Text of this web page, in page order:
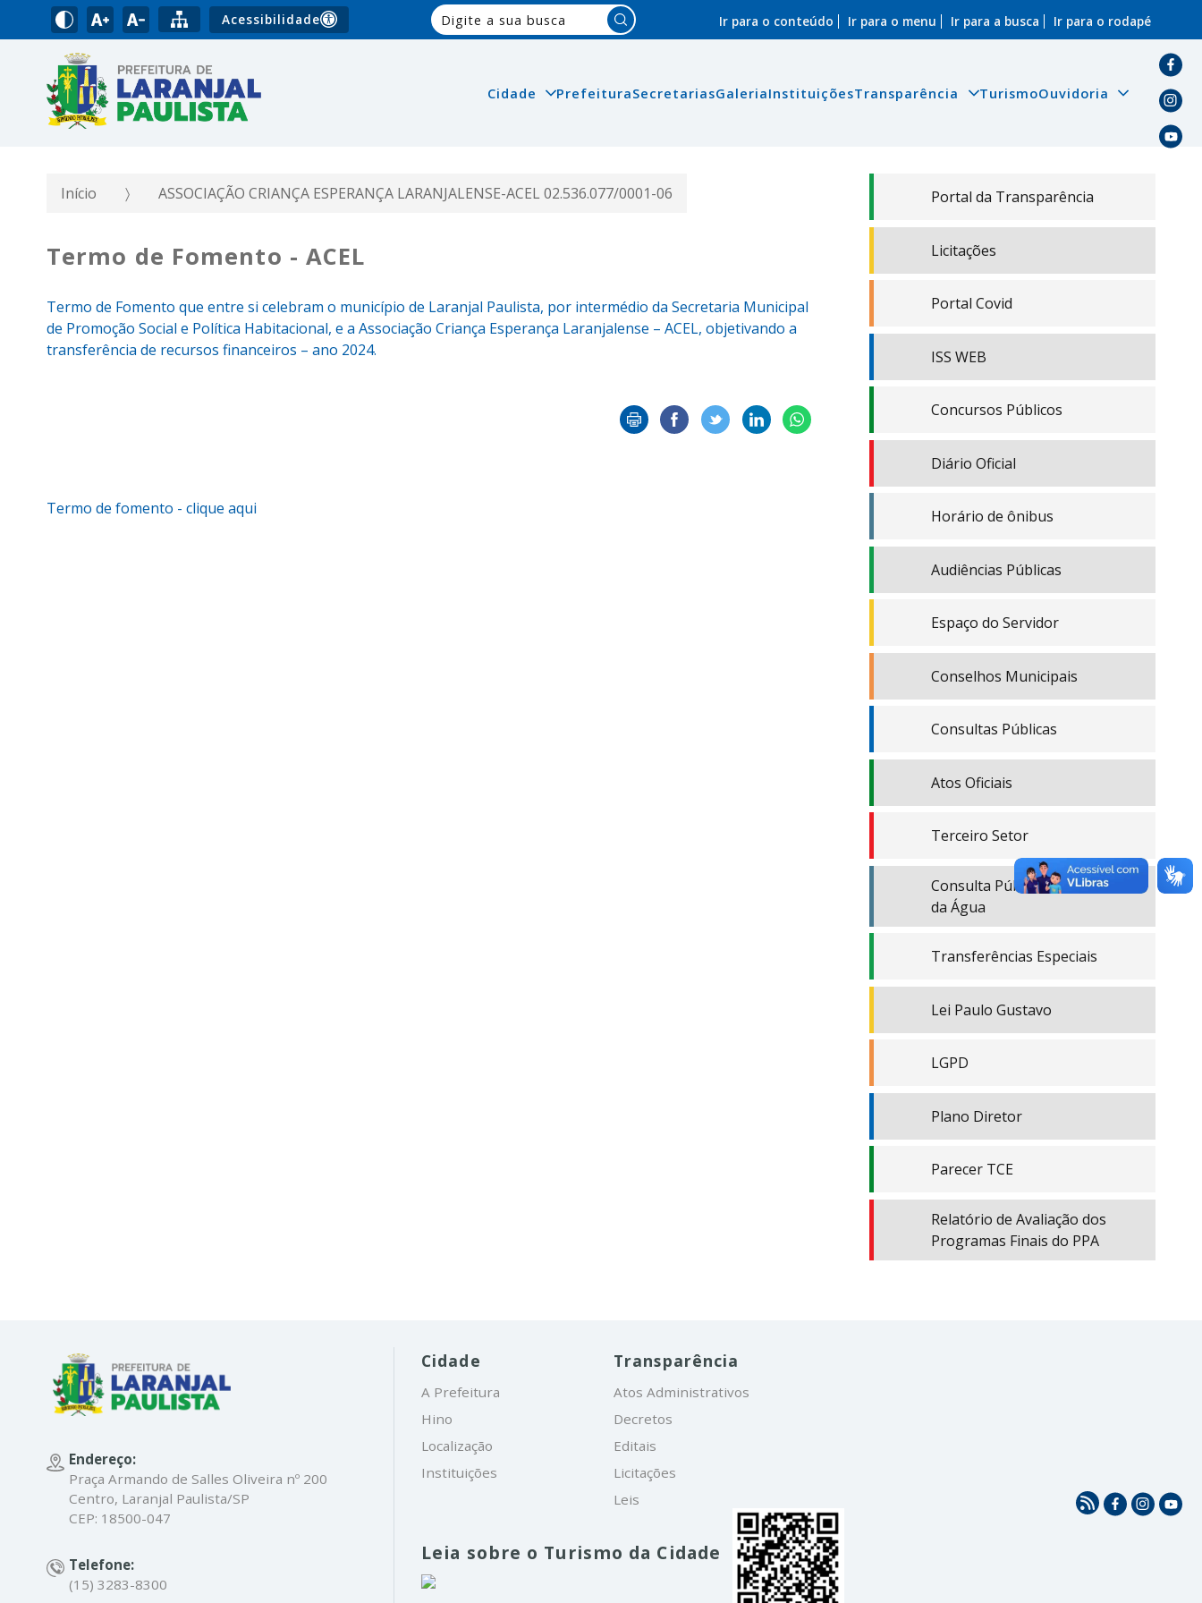
Acessibilidade Pesquisar: Ir para o conteúdo Ir para o menu Ir para a busca Ir para o rodapé
Cidade PrefeituraSecretariasGaleriaInstituiçõesTransparência TurismoOuvidoria
Início ASSOCIAÇÃO CRIANÇA ESPERANÇA LARANJALENSE-ACEL 02.536.077/0001-06
Termo de Fomento - ACEL
Termo de Fomento que entre si celebram o município de Laranjal Paulista, por intermédio da Secretaria Municipal
de Promoção Social e Política Habitacional, e a Associação Criança Esperança Laranjalense – ACEL, objetivando a
transferência de recursos financeiros – ano 2024.
Termo de fomento - clique aqui
Portal da Transparência
Licitações
Portal Covid
ISS WEB
Concursos Públicos
Diário Oficial
Horário de ônibus
Audiências Públicas
Espaço do Servidor
Conselhos Municipais
Consultas Públicas
Atos Oficiais
Terceiro Setor
Consulta Pública - Concessão
da Água
Transferências Especiais
Lei Paulo Gustavo
LGPD
Plano Diretor
Parecer TCE
Relatório de Avaliação dos
Programas Finais do PPA
Endereço:
Praça Armando de Salles Oliveira nº 200
Centro, Laranjal Paulista/SP
CEP: 18500-047
Telefone:
(15) 3283-8300
Cidade
A Prefeitura
Hino
Localização
Instituições
Transparência
Atos Administrativos
Decretos
Editais
Licitações
Leis
Leia sobre o Turismo da Cidade